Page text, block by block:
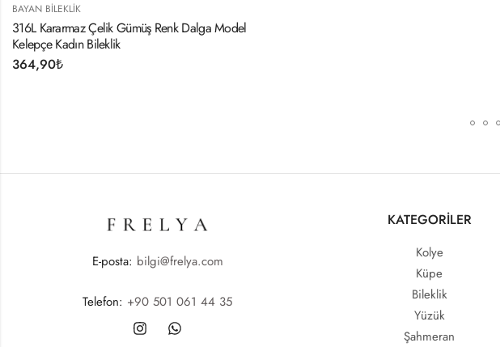
BAYAN BILEKLIK
316L Kararmaz Çelik Gümüş Renk Dalga Model
Kelepçe Kadın Bileklik
364,90₺
E-posta: bilgi@frelya.com
Telefon: +90 501 061 44 35
KATEGORİLER
Kolye
Küpe
Bileklik
Yüzük
Şahmeran